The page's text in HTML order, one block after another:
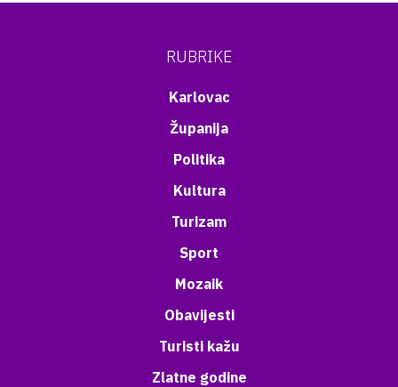
RUBRIKE
Karlovac
Županija
Politika
Kultura
Turizam
Sport
Mozaik
Obavijesti
Turisti kažu
Zlatne godine